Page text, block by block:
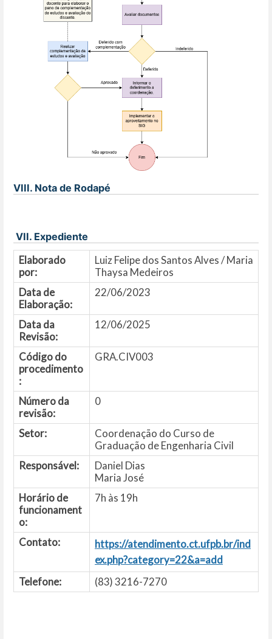
VIII. Nota de Rodapé
VII. Expediente
Elaborado
por:
Luiz Felipe dos Santos Alves / Maria
Thaysa Medeiros
Data de
Elaboração:
22/06/2023
Data da
Revisão:
12/06/2025
Código do
procedimento
:
GRA.CIV003
Número da
revisão:
0
Setor:
Coordenação do Curso de
Graduação de Engenharia Civil
Responsável:
Daniel Dias
Maria José
Horário de
funcionament
o:
7h às 19h
Contato:
https://atendimento.ct.ufpb.br/ind
ex.php?category=22&a=add
Telefone:
(83) 3216-7270